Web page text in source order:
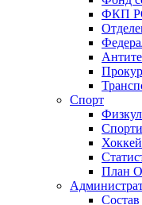
ФКП
Спорт
План